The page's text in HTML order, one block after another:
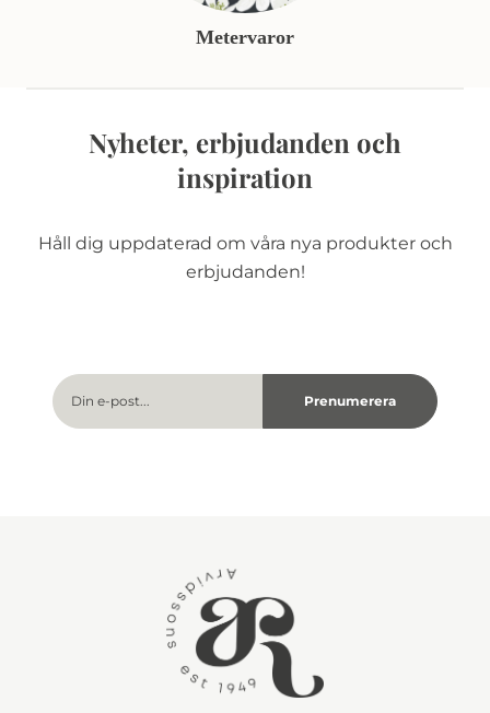
Metervaror
Nyheter, erbjudanden och
inspiration
Håll dig uppdaterad om våra nya produkter och
erbjudanden!